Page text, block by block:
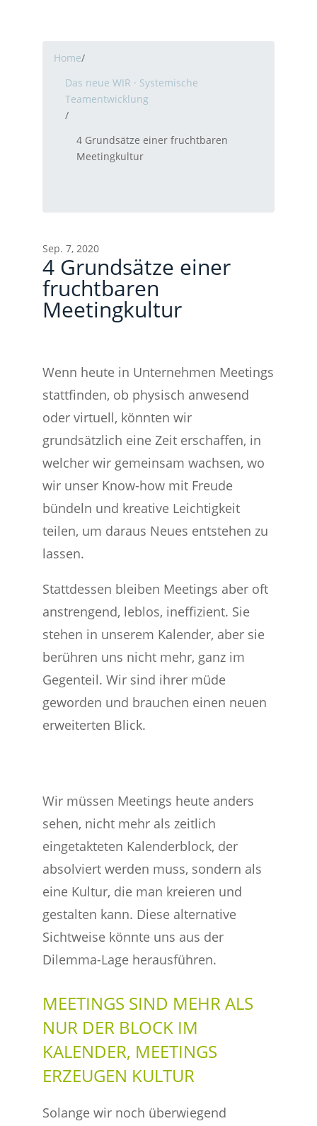
Home/
Das neue WIR · Systemische
Teamentwicklung
/
4 Grundsätze einer fruchtbaren
Meetingkultur
Sep. 7, 2020
4 Grundsätze einer
fruchtbaren
Meetingkultur
Wenn heute in Unternehmen Meetings
stattfinden, ob physisch anwesend
oder virtuell, könnten wir
grundsätzlich eine Zeit erschaffen, in
welcher wir gemeinsam wachsen, wo
wir unser Know-how mit Freude
bündeln und kreative Leichtigkeit
teilen, um daraus Neues entstehen zu
lassen.
Stattdessen bleiben Meetings aber oft
anstrengend, leblos, ineffizient. Sie
stehen in unserem Kalender, aber sie
berühren uns nicht mehr, ganz im
Gegenteil. Wir sind ihrer müde
geworden und brauchen einen neuen
erweiterten Blick.
Wir müssen Meetings heute anders
sehen, nicht mehr als zeitlich
eingetakteten Kalenderblock, der
absolviert werden muss, sondern als
eine Kultur, die man kreieren und
gestalten kann. Diese alternative
Sichtweise könnte uns aus der
Dilemma-Lage herausführen.
MEETINGS SIND MEHR ALS
NUR DER BLOCK IM
KALENDER, MEETINGS
ERZEUGEN KULTUR
Solange wir noch überwiegend